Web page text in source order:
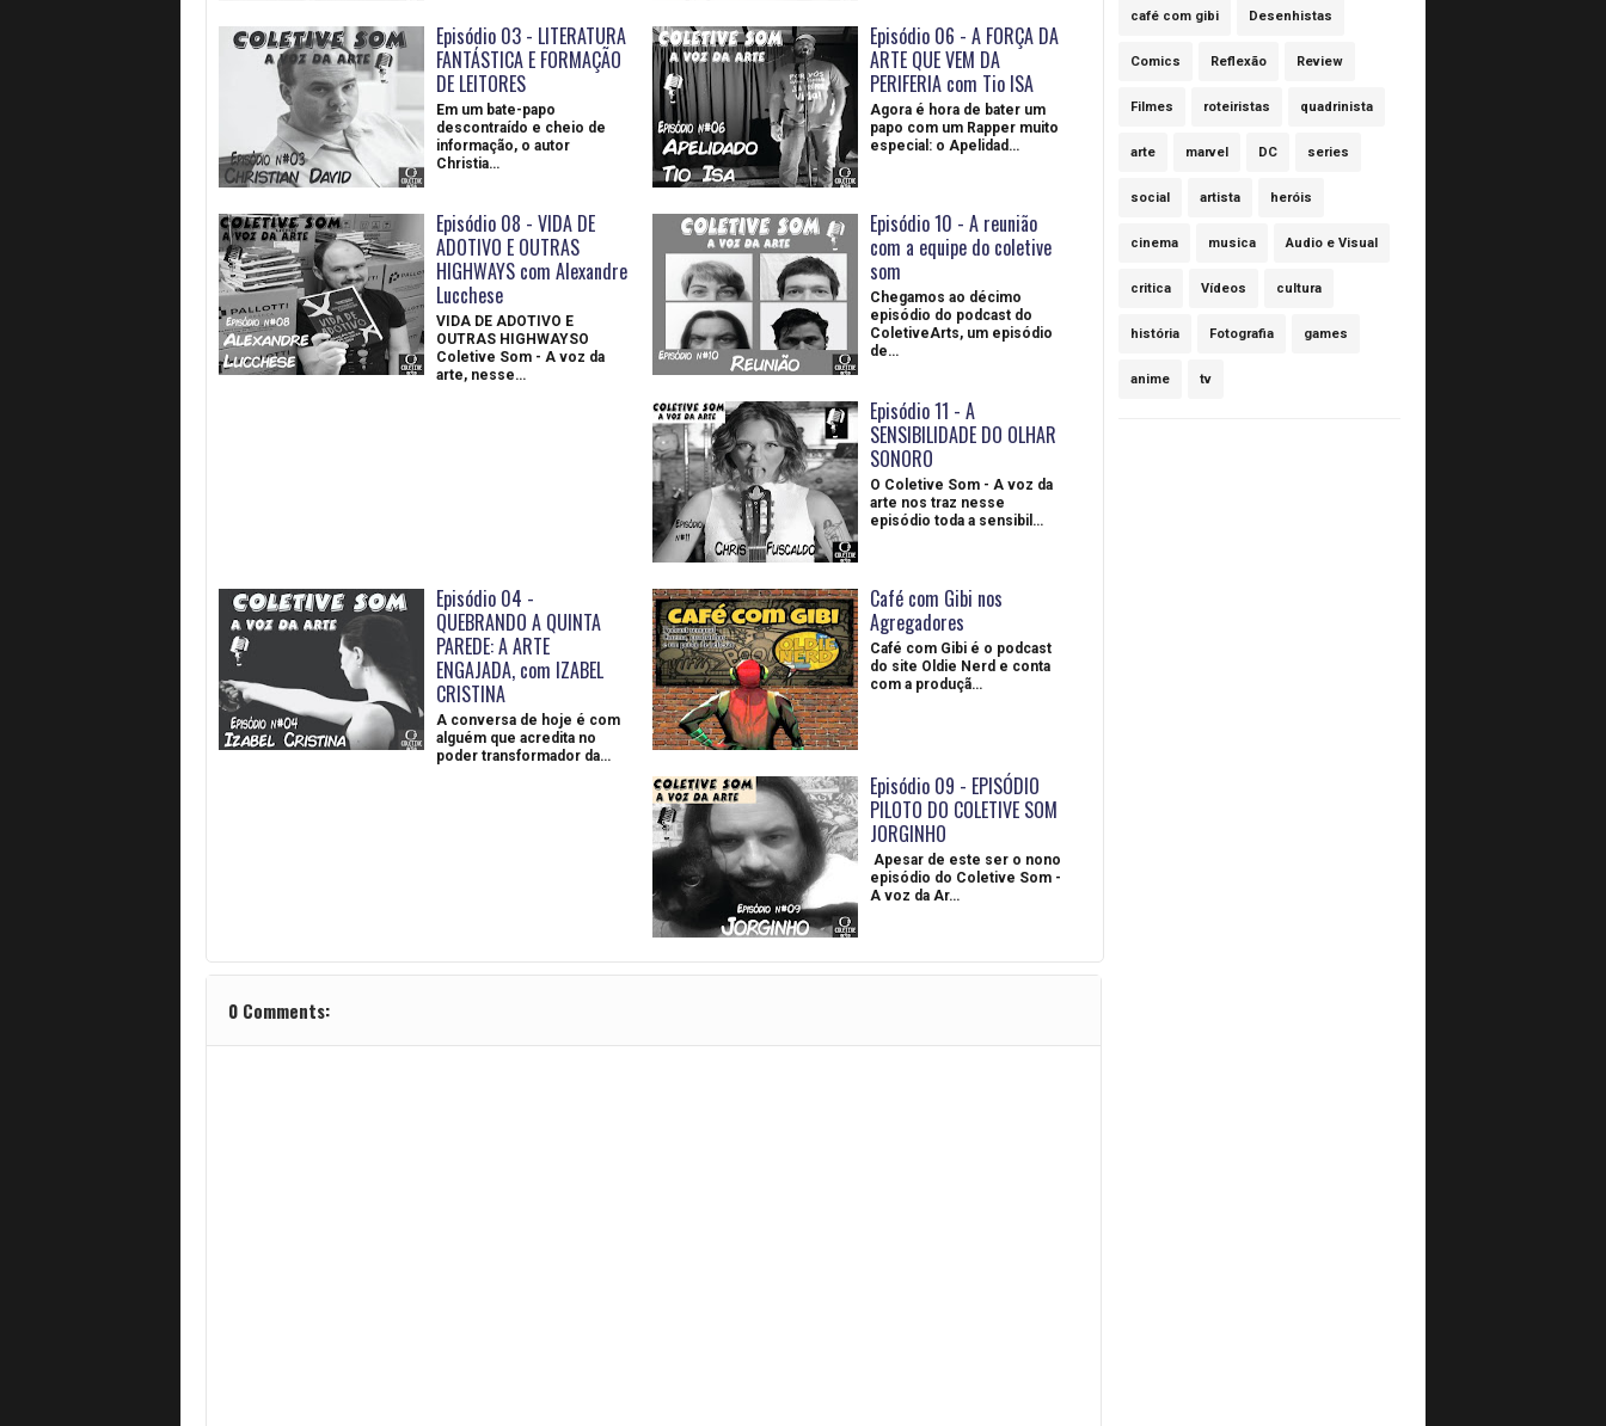
Episódio 03 - LITERATURA
FANTÁSTICA E FORMAÇÃO
DE LEITORES
Em um bate-papo
descontraído e cheio de
informação, o autor
Christia…
Episódio 06 - A FORÇA DA
ARTE QUE VEM DA
PERIFERIA com Tio ISA
Agora é hora de bater um
papo com um Rapper muito
especial: o Apelidad…
Episódio 08 - VIDA DE
ADOTIVO E OUTRAS
HIGHWAYS com Alexandre
Lucchese
VIDA DE ADOTIVO E
OUTRAS HIGHWAYSO
Coletive Som - A voz da
arte, nesse…
Episódio 10 - A reunião
com a equipe do coletive
som
Chegamos ao décimo
episódio do podcast do
ColetiveArts, um episódio
de…
Episódio 11 - A
SENSIBILIDADE DO OLHAR
SONORO
O Coletive Som - A voz da
arte nos traz nesse
episódio toda a sensibil…
Episódio 04 -
QUEBRANDO A QUINTA
PAREDE: A ARTE
ENGAJADA, com IZABEL
CRISTINA
A conversa de hoje é com
alguém que acredita no
poder transformador da…
Café com Gibi nos
Agregadores
Café com Gibi é o podcast
do site Oldie Nerd e conta
com a produçã…
Episódio 09 - EPISÓDIO
PILOTO DO COLETIVE SOM
JORGINHO
Apesar de este ser o nono
episódio do Coletive Som -
A voz da Ar…
0 Comments:
café com gibi Desenhistas
Comics Reflexão Review
Filmes roteiristas quadrinista
arte marvel DC series
social artista heróis
cinema musica Audio e Visual
critica Vídeos cultura
história Fotografia games
anime tv